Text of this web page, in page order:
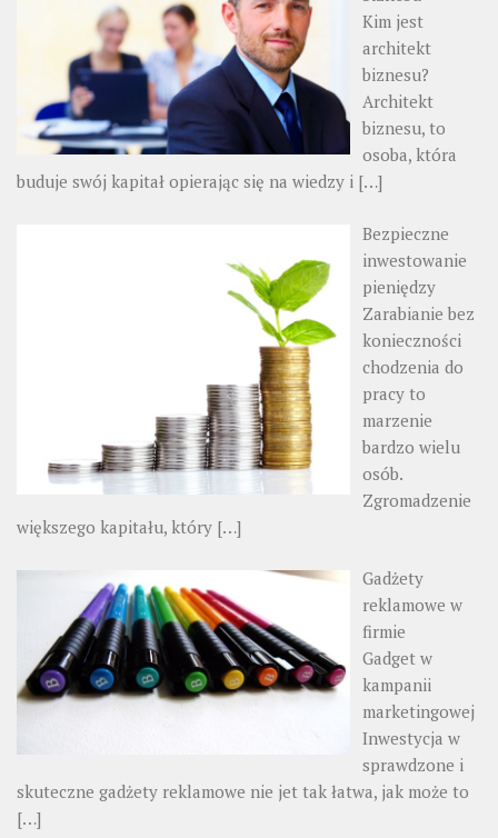
Kim jest
architekt
biznesu?
Architekt
biznesu, to
osoba, która
buduje swój kapitał opierając się na wiedzy i […]
Bezpieczne
inwestowanie
pieniędzy
Zarabianie bez
konieczności
chodzenia do
pracy to
marzenie
bardzo wielu
osób.
Zgromadzenie
większego kapitału, który […]
Gadżety
reklamowe w
firmie
Gadget w
kampanii
marketingowej
Inwestycja w
sprawdzone i
skuteczne gadżety reklamowe nie jet tak łatwa, jak może to
[…]